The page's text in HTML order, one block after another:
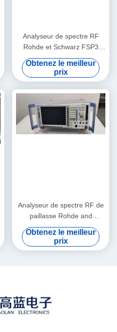
Analyseur de spectre RF
Rohde et Schwarz FSP3
Analyseur de fréquence RF
pratique
Obtenez le meilleur
prix
Analyseur de spectre RF de
paillasse Rohde and
Schwarz FSP13 avec une
plage de fréquences de 9
kHz à 13 GHz et un niveau
Obtenez le meilleur
prix